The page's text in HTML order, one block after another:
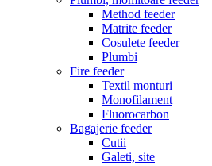
Method feeder
Matrite feeder
Cosulete feeder
Plumbi
Fire feeder
Textil monturi
Monofilament
Fluorocarbon
Bagajerie feeder
Cutii
Galeti, site